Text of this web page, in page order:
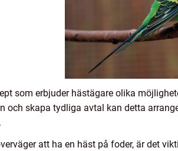
som erbjuder hästägare olika
och skapa tydliga avtal kan detta
att ha en häst på foder, är det